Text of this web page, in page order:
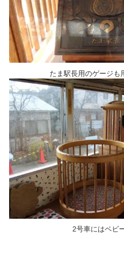
たま駅長用のゲージも
2号車にはベビ